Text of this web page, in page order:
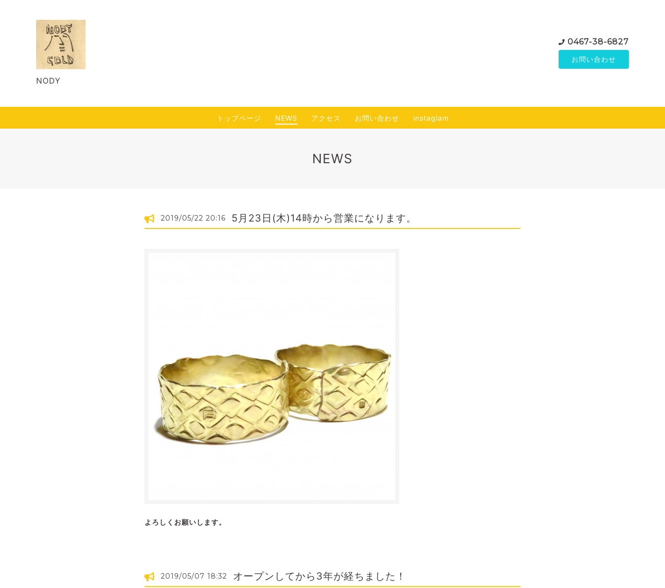
NODY
0467-38-6827
お問い合わせ
トップページ NEWS アクセス お問い合わせ instaglam
NEWS
2019/05/22 20:16 5月23日(木)14時から営業になります。
よろしくお願いします。
2019/05/07 18:32 オープンしてから3年が経ちました！